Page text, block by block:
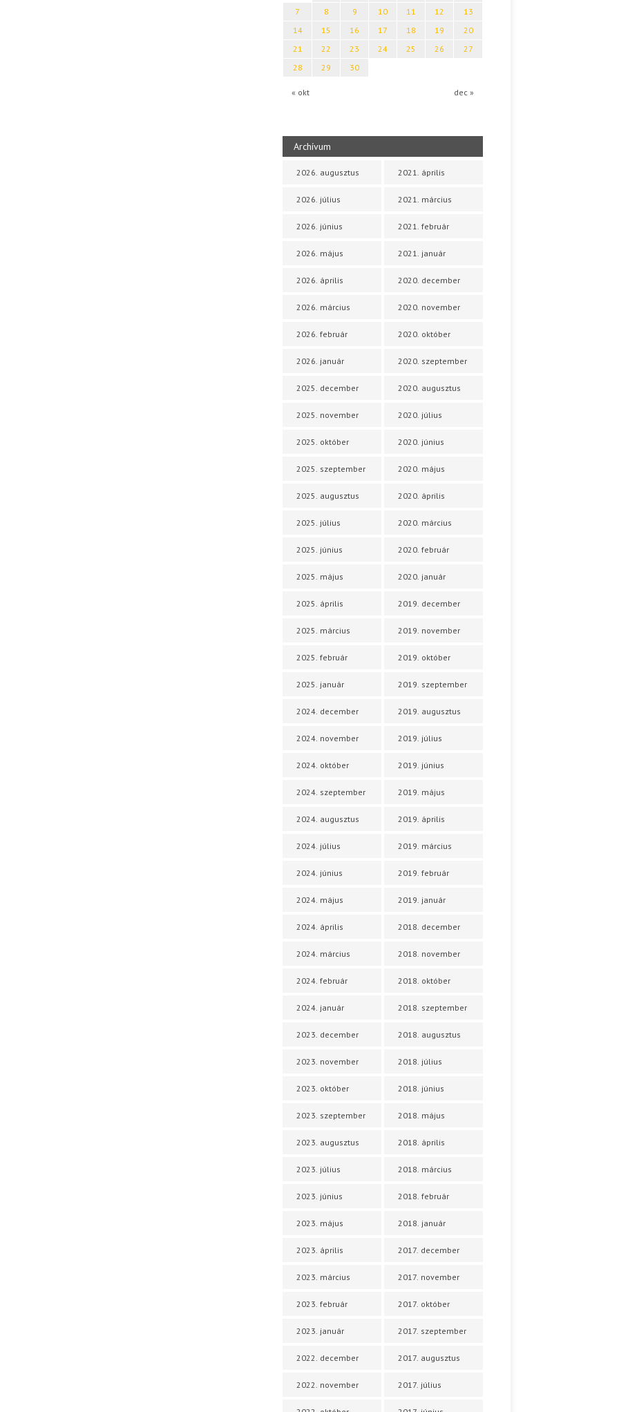
« okt dec »
7
8 9 10 11 12
13
14
15 16 17 18 19
20
21
22 23 24 25 26
27
28
29 30
Archívum
2026. augusztus
2026. július
2026. június
2026. május
2026. április
2026. március
2026. február
2026. január
2025. december
2025. november
2025. október
2025. szeptember
2025. augusztus
2025. július
2025. június
2025. május
2025. április
2025. március
2025. február
2025. január
2024. december
2024. november
2024. október
2024. szeptember
2024. augusztus
2024. július
2024. június
2024. május
2024. április
2024. március
2024. február
2024. január
2023. december
2023. november
2023. október
2023. szeptember
2023. augusztus
2023. július
2023. június
2023. május
2023. április
2023. március
2023. február
2023. január
2022. december
2022. november
2021. április
2021. március
2021. február
2021. január
2020. december
2020. november
2020. október
2020. szeptember
2020. augusztus
2020. július
2020. június
2020. május
2020. április
2020. március
2020. február
2020. január
2019. december
2019. november
2019. október
2019. szeptember
2019. augusztus
2019. július
2019. június
2019. május
2019. április
2019. március
2019. február
2019. január
2018. december
2018. november
2018. október
2018. szeptember
2018. augusztus
2018. július
2018. június
2018. május
2018. április
2018. március
2018. február
2018. január
2017. december
2017. november
2017. október
2017. szeptember
2017. augusztus
2017. július